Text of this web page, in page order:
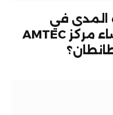
المدى في
المغرب؟.. ماذا يعني إنشاء مركز AMTEC